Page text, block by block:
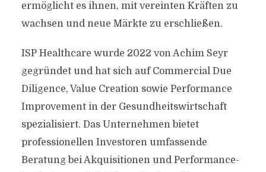
ermöglicht es ihnen, mit vereinten Kräften zu
wachsen und neue Märkte zu erschließen.
ISP Healthcare wurde 2022 von Achim Seyr
gegründet und hat sich auf Commercial Due
Diligence, Value Creation sowie Performance
Improvement in der Gesundheitswirtschaft
spezialisiert. Das Unternehmen bietet
professionellen Investoren umfassende
Beratung bei Akquisitionen und Performance-